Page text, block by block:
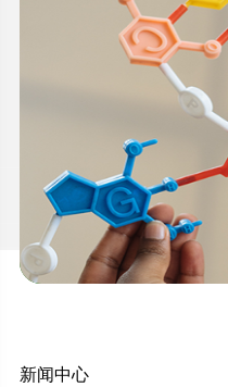
新闻中心